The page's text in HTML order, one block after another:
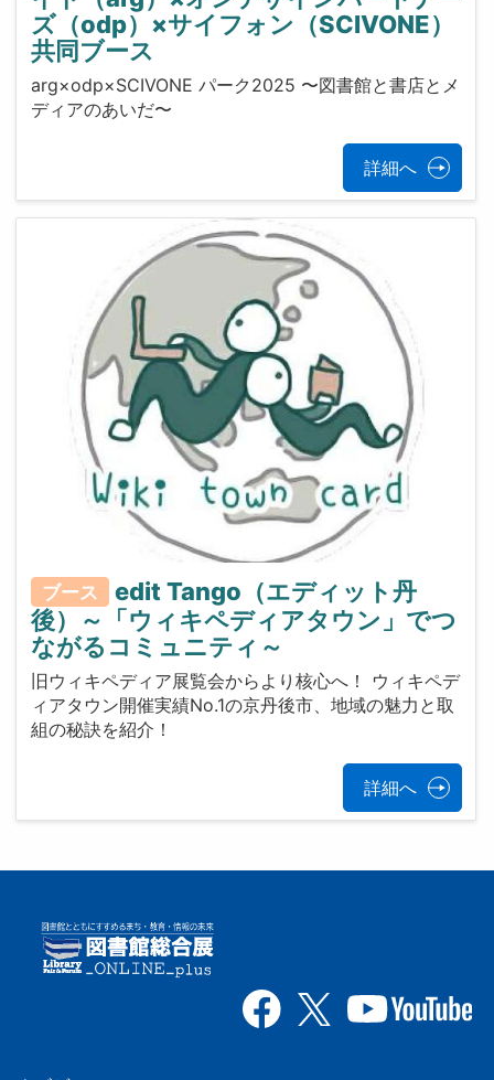
ズ（odp）×サイフォン（SCIVONE）
共同ブース
arg×odp×SCIVONE パーク2025 〜図書館と書店とメ
ディアのあいだ〜
詳細へ
ブース
edit Tango（エディット丹
後）～「ウィキペディアタウン」でつ
ながるコミュニティ～
旧ウィキペディア展覧会からより核心へ！ ウィキペデ
ィアタウン開催実績No.1の京丹後市、地域の魅力と取
組の秘訣を紹介！
詳細へ